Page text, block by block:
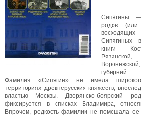
Сипя́гины —
родов (или
Сипягиных
книги
губерний.
Фамилия «Сипягин» не имела
территориях древнерусских княжеств,
властью Москвы. Дворянско-боярский
фиксируется в списках Владимира,
Впрочем, редкость фамилии не помешала ее